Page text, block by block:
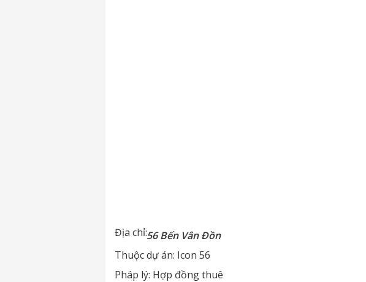
Địa chỉ:56 Bến Vân Đồn
Thuộc dự án: Icon 56
Pháp lý: Hợp đồng thuê